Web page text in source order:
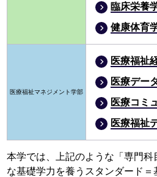
臨床栄養
健康体育
医療福祉マネジメント学部
医療福祉
医療デー
医療コミ
医療福祉
本学では、上記のような「専門
な基礎学力を養うスタンダード